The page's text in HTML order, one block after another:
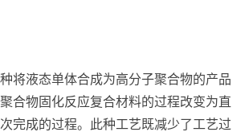
将液态单体合成为高分子聚合物的产品
合物固化反应复合材料的过程改变为直
完成的过程。此种工艺既减少了工艺过